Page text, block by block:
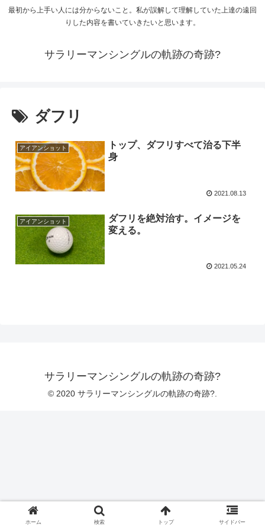
最初から上手い人には分からないこと。私が誤解して理解していた上達の遠回
りした内容を書いていきたいと思います。
サラリーマンシングルの軌跡の奇跡?
ダフリ
アイアンショット
トップ、ダフリすべて治る下半
身
2021.08.13
アイアンショット
ダフリを絶対治す。イメージを
変える。
2021.05.24
サラリーマンシングルの軌跡の奇跡?
© 2020 サラリーマンシングルの軌跡の奇跡?.
ホーム 検索 トップ サイドバー